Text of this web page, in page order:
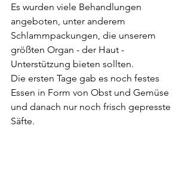
Es wurden viele Behandlungen
angeboten, unter anderem
Schlammpackungen, die unserem
größten Organ - der Haut -
Unterstützung bieten sollten.
Die ersten Tage gab es noch festes
Essen in Form von Obst und Gemüse
und danach nur noch frisch gepresste
Säfte.